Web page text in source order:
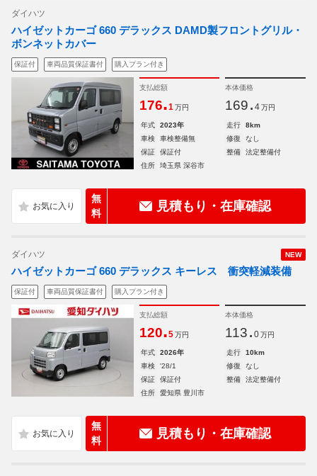
ダイハツ
ハイゼットカーゴ 660 デラックス DAMD製フロントグリル・
ボンネットカバー
保証付 車両品質保証書付 購入プラン付き
支払総額
176.1 万円
本体価格
169. 4 万円
年式 2023年 走行
8km
車検
車検整備無 修復
なし
保証
保証付 整備
法定整備付
住所
埼玉県 深谷市
無
料
見積もり・在庫確認
NEW
ダイハツ
ハイゼットカーゴ 660 デラックス キーレス 衝突軽減装備
保証付 車両品質保証書付 購入プラン付き
支払総額
120.5 万円
本体価格
113. 0 万円
年式 2026年 走行
10km
車検
'28/1 修復
なし
保証
保証付 整備
法定整備付
住所
愛知県 豊川市
無
料
見積もり・在庫確認